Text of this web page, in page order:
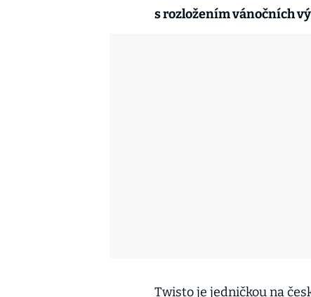
s rozložením vánočních
Twisto je jedničkou na